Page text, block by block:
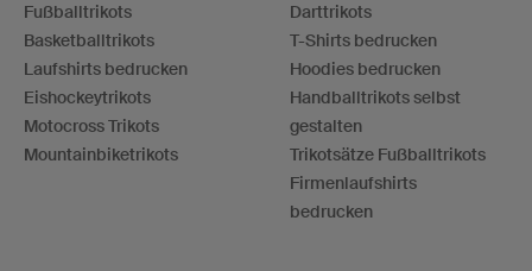
Fußballtrikots
Basketballtrikots
Laufshirts bedrucken
Eishockeytrikots
Motocross Trikots
Mountainbiketrikots
Darttrikots
T-Shirts bedrucken
Hoodies bedrucken
Handballtrikots selbst
gestalten
Trikotsätze Fußballtrikots
Firmenlaufshirts
bedrucken